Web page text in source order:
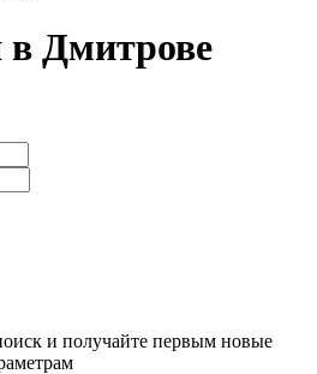
Дмитрове
и получайте первым новые